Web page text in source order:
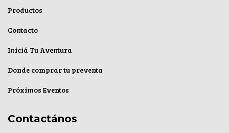
Productos
Contacto
Iniciá Tu Aventura
Donde comprar tu preventa
Próximos Eventos
Contactános